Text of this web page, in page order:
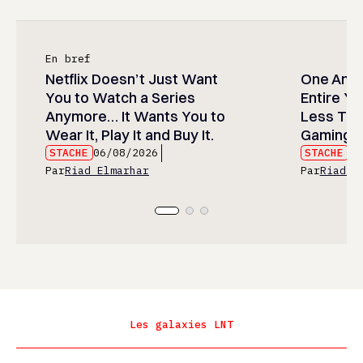
En bref
Netflix Doesn’t Just Want
You to Watch a Series
Anymore… It Wants You to
Wear It, Play It and Buy It.
STACHE 06/08/2026
ParRiad Elmarhar
One
Entire
Less
Gaming
STACHE
ParRiad
Les galaxies LNT